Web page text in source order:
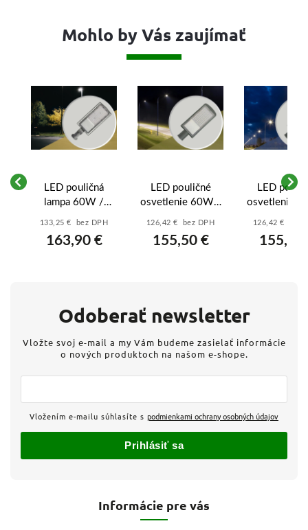
Mohlo by Vás zaujímať
LED pouličná
lampa 60W /
5000K - LSL722
133,25 € bez DPH
163,90 €
LED pouličné
osvetlenie 60W /
5000K - LSL522
126,42 € bez DPH
155,50 €
LED
osvetlenie
126,42 € bez
155,50
Informácie pre vás
Odoberať newsletter
Vložte svoj e-mail a my Vám budeme zasielať informácie
o nových produktoch na našom e-shope.
Vložením e-mailu súhlasíte s podmienkami ochrany osobných údajov
Prihlásiť sa